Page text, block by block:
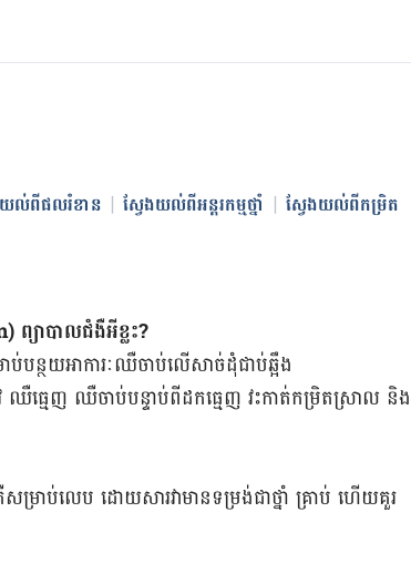
យល់ពីផលរំខាន ស្វែងយល់ពីអន្តរកម្មថ្នាំ
ស្វែងយល់ពីកម្រិត
យាបាលជំងឺអីខ្លះ?
ប់​បន្ថយ​អាការៈ​ឈឺចាប់​លើ​សាច់ដុំ​ជាប់​ឆ្អឹង
េញ ឈឺ​ចាប់​បន្ទាប់​ពី​ដក​ធ្មេញ ​វះកាត់​កម្រិត​ស្រាល និង​
ប់​លេប ​ដោយ​សារ​វា​មាន​ទម្រង់​ជា​ថ្នាំ​ គ្រាប់ ​ហើយ​​គួរ​